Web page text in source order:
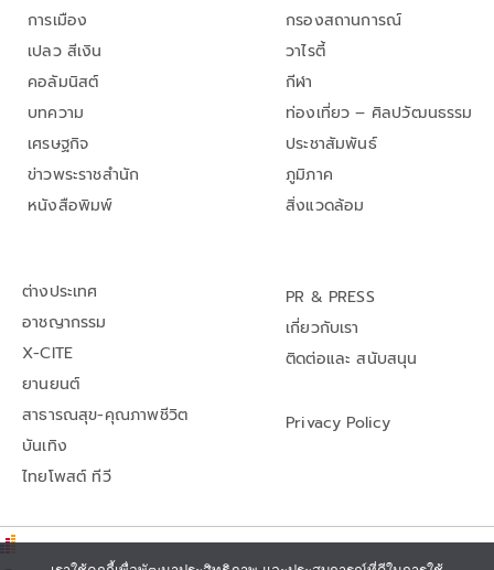
การเมือง
เปลว สีเงิน
คอลัมนิสต์
บทความ
เศรษฐกิจ
ข่าวพระราชสำนัก
หนังสือพิมพ์
กรองสถานการณ์
วาไรตี้
กีฬา
ท่องเที่ยว – ศิลปวัฒนธรรม
ประชาสัมพันธ์
ภูมิภาค
สิ่งแวดล้อม
ต่างประเทศ
อาชญากรรม
X-CITE
ยานยนต์
สาธารณสุข-คุณภาพชีวิต
บันเทิง
ไทยโพสต์ ทีวี
PR & PRESS
เกี่ยวกับเรา
ติดต่อและ สนับสนุน
Privacy Policy